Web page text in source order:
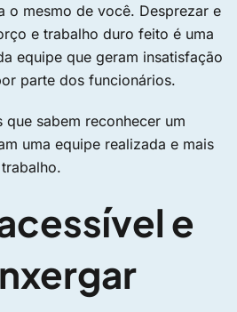
o mesmo de você. Desprezar e
e trabalho duro feito é uma
equipe que geram insatisfação
parte dos funcionários.
sabem reconhecer um
uma equipe realizada e mais
e